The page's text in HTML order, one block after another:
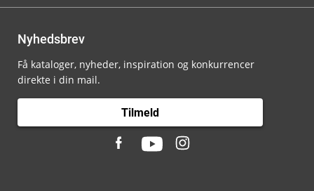
Nyhedsbrev
Få kataloger, nyheder, inspiration og konkurrencer
direkte i din mail.
Tilmeld